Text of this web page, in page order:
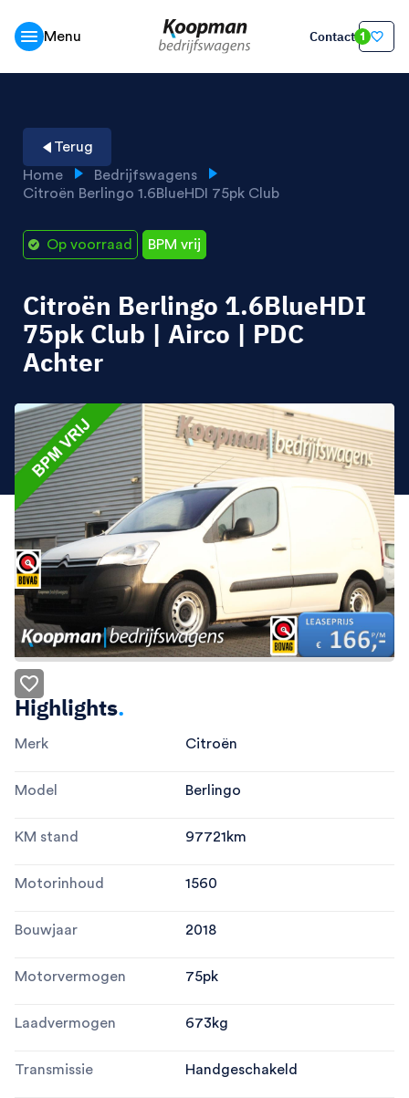
Menu Contact 1
Terug
Home
Bedrijfswagens
Citroën Berlingo 1.6BlueHDI 75pk Club
Op voorraad BPM vrij
Citroën Berlingo 1.6BlueHDI
75pk Club | Airco | PDC
Achter
Highlights.
Merk Citroën
Model Berlingo
KM stand 97721km
Motorinhoud 1560
Bouwjaar 2018
Motorvermogen 75pk
Laadvermogen 673kg
Transmissie Handgeschakeld